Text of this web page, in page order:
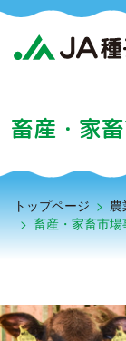
畜産・家
トップページ > 農
> 畜産・家畜市
島の農産物
暮らしのサービス
貯める・借りる
事務所・店舗・